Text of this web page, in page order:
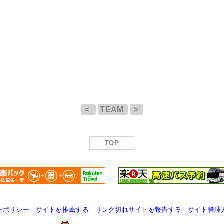
< TEAM >
TOP
ポリシー - サイトを推薦する - リンク切れサイトを報告する - サイト管理